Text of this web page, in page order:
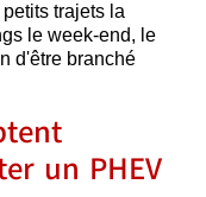
trajets la
le week-end, le
d'être branché
un PHEV